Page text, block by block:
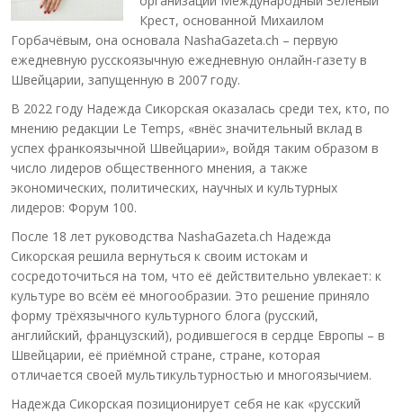
Крест, основанной Михаилом
Горбачёвым, она основала NashaGazeta.ch – первую
ежедневную русскоязычную ежедневную онлайн-газету в
Швейцарии, запущенную в 2007 году.
В 2022 году Надежда Сикорская оказалась среди тех, кто, по
мнению редакции Le Temps, «внёс значительный вклад в
успех франкоязычной Швейцарии», войдя таким образом в
число лидеров общественного мнения, а также
экономических, политических, научных и культурных
лидеров: Форум 100.
После 18 лет руководства NashaGazeta.ch Надежда
Сикорская решила вернуться к своим истокам и
сосредоточиться на том, что её действительно увлекает: к
культуре во всём её многообразии. Это решение приняло
форму трёхязычного культурного блога (русский,
английский, французский), родившегося в сердце Европы – в
Швейцарии, её приёмной стране, стране, которая
отличается своей мультикультурностью и многоязычием.
Надежда Сикорская позиционирует себя не как «русский